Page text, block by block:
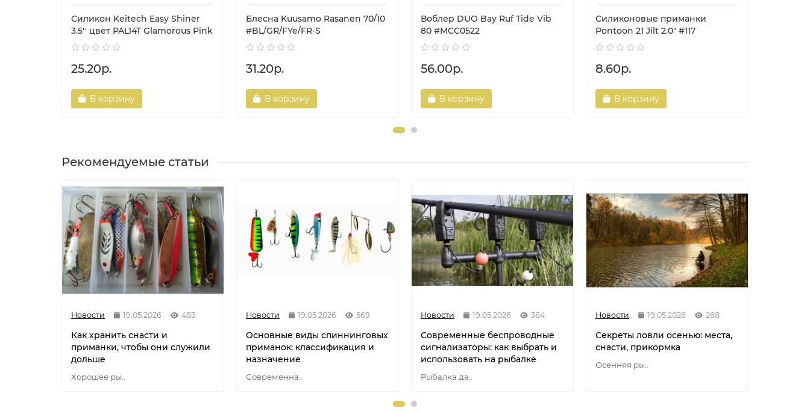
Силикон Keitech Easy Shiner
3.5'' цвет PAL14T Glamorous Pink
25.20р.
В корзину
Блесна Kuusamo Rasanen 70/10
#BL/GR/FYe/FR-S
31.20р.
В корзину
Воблер DUO Bay Ruf Tide Vib
80 #MCC0522
56.00р.
В корзину
Силиконовые приманки
Pontoon 21 Jilt 2.0" #117
8.60р.
В корзину
Рекомендуемые статьи
Новости 19.05.2026 483
Как хранить снасти и
приманки, чтобы они служили
дольше
Хорошее ры..
Новости 19.05.2026 569
Основные виды спиннинговых
приманок: классификация и
назначение
Современна..
Новости 19.05.2026 384
Современные беспроводные
сигнализаторы: как выбрать и
использовать на рыбалке
Рыбалка да..
Новости 19.05.2026 268
Секреты ловли осенью: места,
снасти, прикормка
Осенняя ры..